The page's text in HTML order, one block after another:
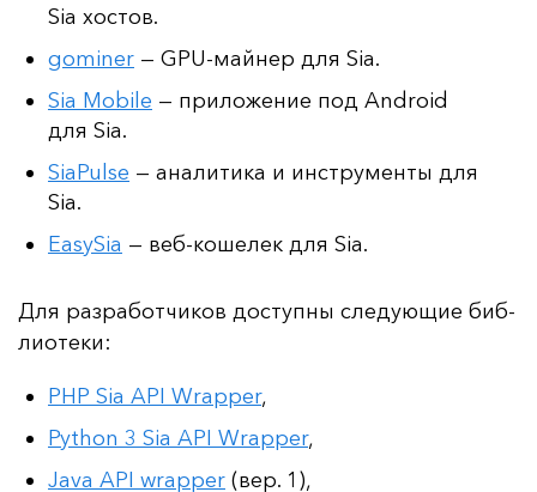
Sia хостов.
gominer — GPU-майнер для Sia.
Sia Mobile — приложение под Android
для Sia.
SiaPulse — аналитика и инструменты для
Sia.
EasySia — веб-кошелек для Sia.
Для раз­ра­бот­чи­ков дос­туп­ны сле­ду­ющие биб­
ли­оте­ки:
PHP Sia API Wrapper,
Python 3 Sia API Wrapper,
Java API wrapper (вер. 1),